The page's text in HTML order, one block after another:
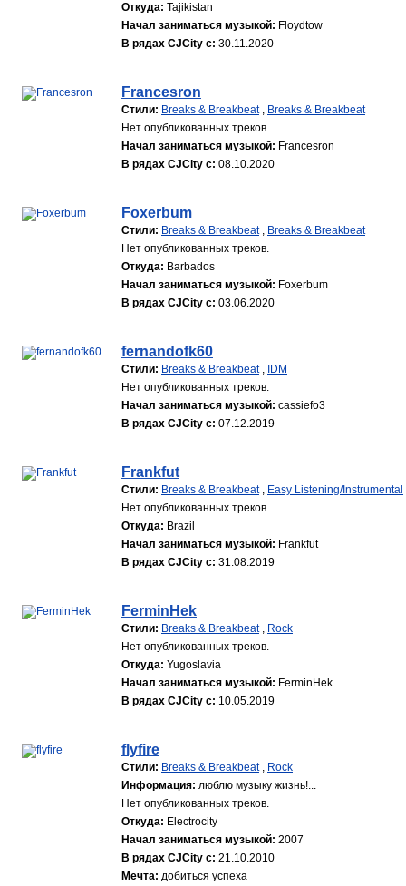
Откуда: Tajikistan
Начал заниматься музыкой: Floydtow
В рядах CJCity с: 30.11.2020
Francesron
Стили: Breaks & Breakbeat, Breaks & Breakbeat
Нет опубликованных треков.
Начал заниматься музыкой: Francesron
В рядах CJCity с: 08.10.2020
Foxerbum
Стили: Breaks & Breakbeat, Breaks & Breakbeat
Нет опубликованных треков.
Откуда: Barbados
Начал заниматься музыкой: Foxerbum
В рядах CJCity с: 03.06.2020
fernandofk60
Стили: Breaks & Breakbeat, IDM
Нет опубликованных треков.
Начал заниматься музыкой: cassiefo3
В рядах CJCity с: 07.12.2019
Frankfut
Стили: Breaks & Breakbeat, Easy Listening/Instrumental
Нет опубликованных треков.
Откуда: Brazil
Начал заниматься музыкой: Frankfut
В рядах CJCity с: 31.08.2019
FerminHek
Стили: Breaks & Breakbeat, Rock
Нет опубликованных треков.
Откуда: Yugoslavia
Начал заниматься музыкой: FerminHek
В рядах CJCity с: 10.05.2019
flyfire
Стили: Breaks & Breakbeat, Rock
Информация: люблю музыку жизнь!...
Нет опубликованных треков.
Откуда: Electrocity
Начал заниматься музыкой: 2007
В рядах CJCity с: 21.10.2010
Мечта: добиться успеха